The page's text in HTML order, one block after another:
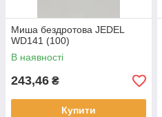
Миша бездротова JEDEL
WD141 (100)
В наявності
243,46 ₴
Купити